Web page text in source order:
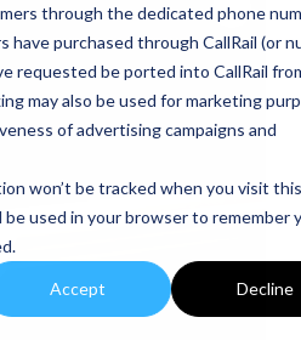
through the dedicated phone
have purchased through CallRail (or
requested be ported into CallRail
may also be used for marketing
of advertising campaigns and
won’t be tracked when you visit this
used in your browser to remember
Accept Decline